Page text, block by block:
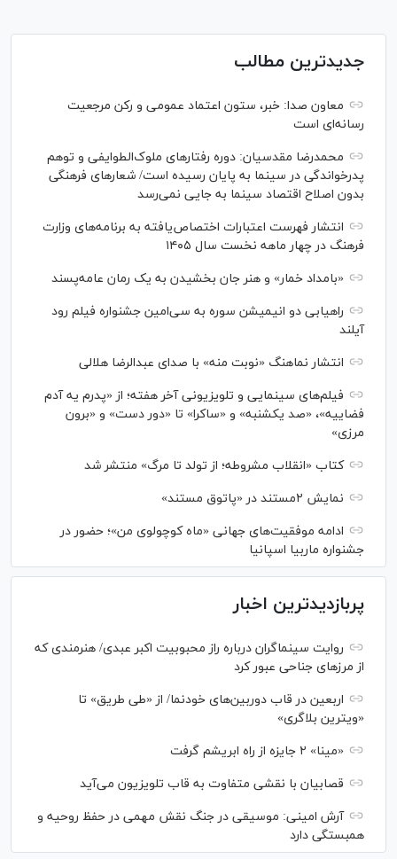
جدیدترین مطالب
معاون صدا: خبر، ستون اعتماد عمومی و رکن مرجعیت
رسانه‌ای است
محمدرضا مقدسیان: دوره رفتارهای ملوک‌الطوایفی و توهم
پدرخواندگی در سینما به پایان رسیده است/ شعارهای فرهنگی
بدون اصلاح اقتصاد سینما به جایی نمی‌رسد
انتشار فهرست اعتبارات اختصاص‌یافته به برنامه‌های وزارت
فرهنگ در چهار ماهه نخست سال ۱۴۰۵
«بامداد خمار» و هنر جان بخشیدن به یک رمان عامه‌پسند
راهیابی دو انیمیشن سوره به سی‌امین جشنواره فیلم رود
آیلند
انتشار نماهنگ «نوبت منه» با صدای عبدالرضا هلالی
فیلم‌های سینمایی و تلویزیونی آخر هفته؛ از «پدرم یه آدم
فضاییه»، «صد یکشنبه» و «ساکرا» تا «دور دست» و «برون
مرزی»
کتاب «انقلاب مشروطه؛ از تولد تا مرگ» منتشر شد
نمایش ۲مستند در «پاتوق مستند»
ادامه موفقیت‌های جهانی «ماه کوچولوی من»؛ حضور در
جشنواره ماربیا اسپانیا
پربازدیدترین اخبار
روایت سینماگران درباره راز محبوبیت اکبر عبدی/ هنرمندی که
از مرزهای جناحی عبور کرد
اربعین در قاب دوربین‌های خودنما/ از «طی طریق» تا
«ویترین بلاگری»
«مینا» ۲ جایزه از راه ابریشم گرفت
قصابیان با نقشی متفاوت به قاب تلویزیون می‌آید
آرش امینی: موسیقی در جنگ نقش مهمی در حفظ روحیه و
همبستگی دارد